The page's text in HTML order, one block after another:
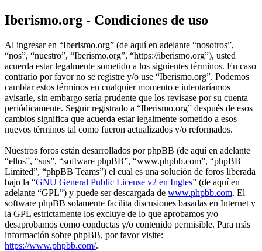
Iberismo.org - Condiciones de uso
Al ingresar en “Iberismo.org” (de aquí en adelante “nosotros”,
“nos”, “nuestro”, “Iberismo.org”, “https://iberismo.org”), usted
acuerda estar legalmente sometido a los siguientes términos. En caso
contrario por favor no se registre y/o use “Iberismo.org”. Podemos
cambiar estos términos en cualquier momento e intentaríamos
avisarle, sin embargo sería prudente que los revisase por su cuenta
periódicamente. Seguir registrado a “Iberismo.org” después de esos
cambios significa que acuerda estar legalmente sometido a esos
nuevos términos tal como fueron actualizados y/o reformados.
Nuestros foros están desarrollados por phpBB (de aquí en adelante
“ellos”, “sus”, “software phpBB”, “www.phpbb.com”, “phpBB
Limited”, “phpBB Teams”) el cual es una solución de foros liberada
bajo la “GNU General Public License v2 en Ingles” (de aquí en
adelante “GPL”) y puede ser descargada de www.phpbb.com. El
software phpBB solamente facilita discusiones basadas en Internet y
la GPL estrictamente los excluye de lo que aprobamos y/o
desaprobamos como conductas y/o contenido permisible. Para más
información sobre phpBB, por favor visite:
https://www.phpbb.com/.